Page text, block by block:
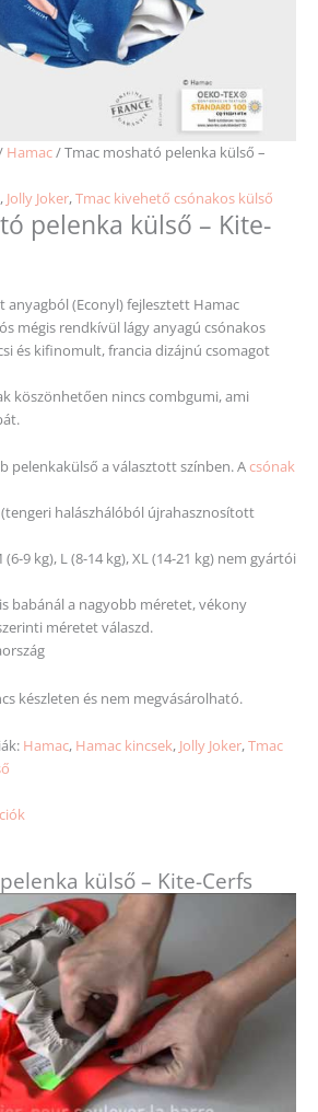
Hamac/ Tmac mosható pelenka külső –
, Jolly Joker,Tmac kivehető csónakos külső
pelenka külső – Kite-
anyagból (Econyl) fejlesztett Hamac
mégis rendkívül lágy anyagú csónakos
és kifinomult, francia dizájnú csomagot
köszönhetően nincs combgumi, ami
pelenkakülső a választott színben. Acsónak
halászhálóból újrahasznosított
(6-9 kg), L (8-14 kg), XL (14-21 kg) nem gyártói
babánál a nagyobb méretet, vékony
méretetválaszd.
készleten és nem megvásárolható.
Hamac, Hamac kincsek, Jolly Joker,Tmac
külső – Kite-Cerfs